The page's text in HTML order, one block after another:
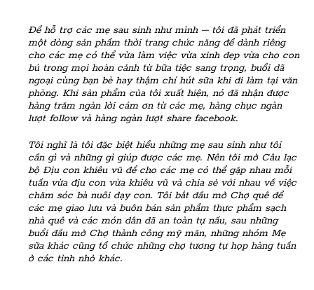
Để hỗ trợ các mẹ sau sinh như mình – tôi đã phát triển
một dòng sản phẩm thời trang chức năng để dành riêng
cho các mẹ có thể vừa làm việc vừa xinh đẹp vừa cho con
bú trong mọi hoàn cảnh từ bữa tiệc sang trọng, buổi dã
ngoại cùng bạn bè hay thậm chí hút sữa khi đi làm tại văn
phòng. Khi sản phẩm của tôi xuất hiện, nó đã nhận được
hàng trăm ngàn lời cám ơn từ các mẹ, hàng chục ngàn
lượt follow và hàng ngàn lượt share facebook.
Tôi nghĩ là tôi đặc biệt hiểu những mẹ sau sinh như tôi
cần gì và những gì giúp được các mẹ. Nên tôi mở Câu lạc
bộ Địu con khiêu vũ để cho các mẹ có thể gặp nhau mỗi
tuần vừa địu con vừa khiêu vũ và chia sẻ với nhau về việc
chăm sóc bà nuôi dạy con. Tôi bắt đầu mở Chợ quê để
các mẹ giao lưu và buôn bán sản phẩm thực phẩm sạch
nhà quê và các món dân dã an toàn tự nấu, sau những
buổi đầu mở Chợ thành công mỹ mãn, những nhóm Mẹ
sữa khác cũng tổ chức những chợ tương tự họp hàng tuần
ở các tỉnh nhỏ khác.